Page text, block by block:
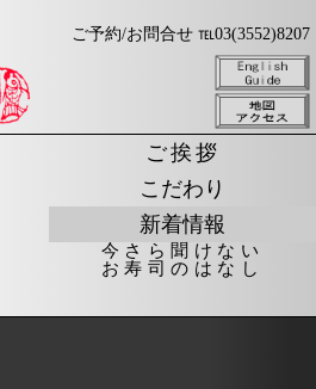
ご挨拶
こだわり
新着情報
今さら聞けない
お寿司のはなし
ご予約/お問合せ ℡03(3552)8207